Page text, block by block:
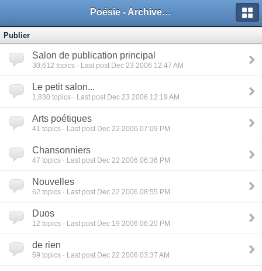
Poésie - Archives de Toute La Poésie - 2005 - 2006
Publier
Salon de publication principal
30,612 topics · Last post Dec 23 2006 12:47 AM
Le petit salon...
1,830 topics · Last post Dec 23 2006 12:19 AM
Arts poétiques
41 topics · Last post Dec 22 2006 07:09 PM
Chansonniers
47 topics · Last post Dec 22 2006 06:36 PM
Nouvelles
62 topics · Last post Dec 22 2006 08:55 PM
Duos
12 topics · Last post Dec 19 2006 06:20 PM
de rien
59 topics · Last post Dec 22 2006 03:37 AM